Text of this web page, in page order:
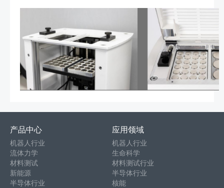
产品中心
机器人行业
流体力学
材料测试
新能源
半导体行业
应用领域
机器人行业
生命科学
材料测试行业
半导体行业
核能